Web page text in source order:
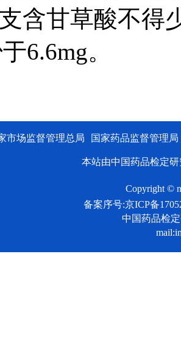
含甘草酸不得
6.6mg。
市场监督管理总局 国家药品监督管理局
本站由中国药品检定
Copyright ©
备案序号:京ICP备
中国药品检